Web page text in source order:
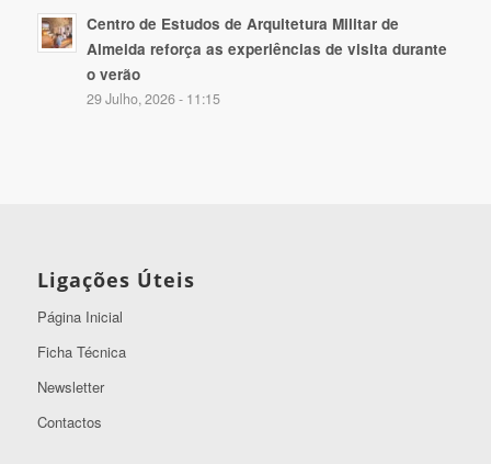
Centro de Estudos de Arquitetura Militar de
Almeida reforça as experiências de visita durante
o verão
29 Julho, 2026 - 11:15
Ligações Úteis
Página Inicial
Ficha Técnica
Newsletter
Contactos